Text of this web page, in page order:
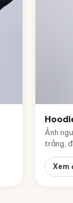
Ảnh
trắng,
Xem